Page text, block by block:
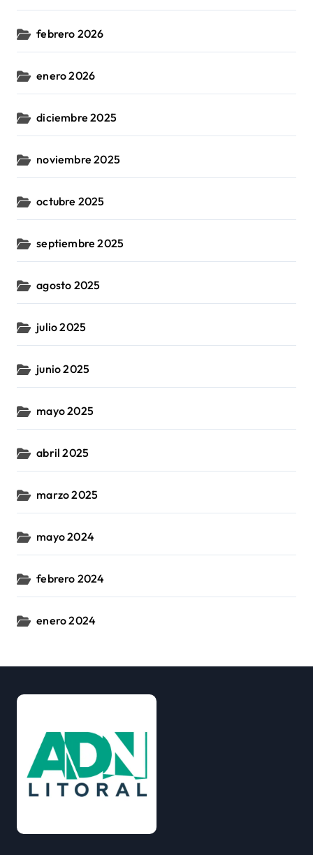
febrero 2026
enero 2026
diciembre 2025
noviembre 2025
octubre 2025
septiembre 2025
agosto 2025
julio 2025
junio 2025
mayo 2025
abril 2025
marzo 2025
mayo 2024
febrero 2024
enero 2024